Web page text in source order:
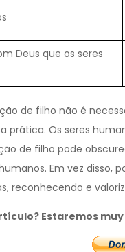
Deus que os seres
de filho não é
prática. Os seres
de filho pode
Em vez disso,
reconhecendo e
Estaremos